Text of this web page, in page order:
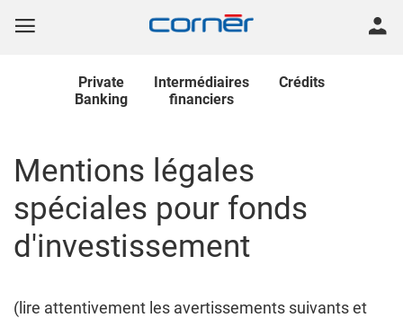
Private
Banking
Intermédiaires
financiers
Crédits
Mentions légales
spéciales pour fonds
d'investissement
(lire attentivement les avertissements suivants et